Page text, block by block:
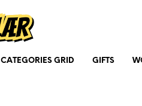
CATEGORIES GRID GIFTS